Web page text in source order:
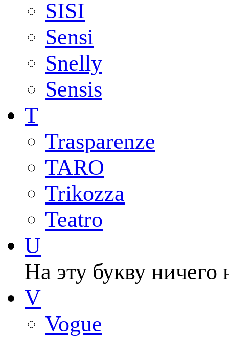
SISI
Sensi
Snelly
Sensis
T
Trasparenze
TARO
Trikozza
Teatro
U
На эту букву ничего
V
Vogue